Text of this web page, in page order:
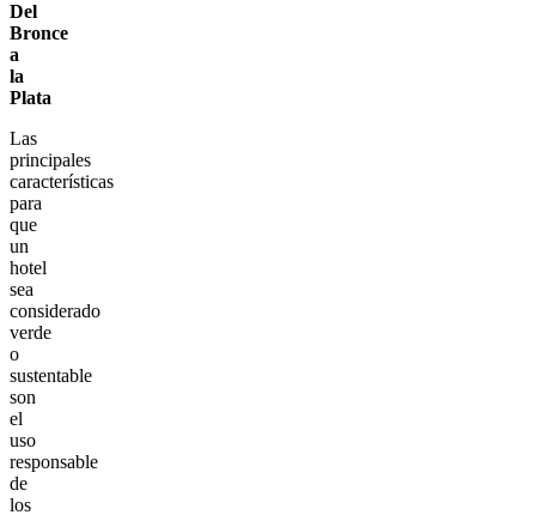
Del
Bronce
a
la
Plata
Las
principales
características
para
que
un
hotel
sea
considerado
verde
o
sustentable
son
el
uso
responsable
de
los